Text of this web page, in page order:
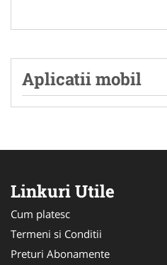
Aplicatii mobil
Linkuri Utile
Cum platesc
Termeni si Conditii
Preturi Abonamente